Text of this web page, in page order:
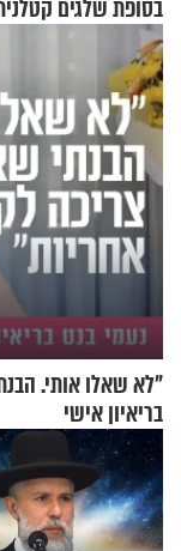
בסופת שלגים
"לא שאלו אותי.
בריאיון אישי